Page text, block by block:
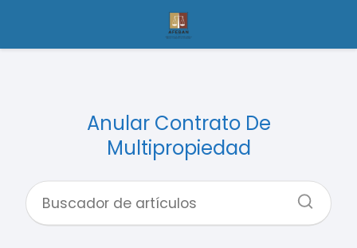
Anular Contrato De
Multipropiedad